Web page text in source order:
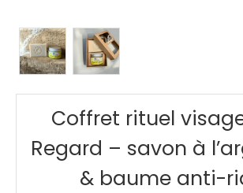
Coffret rituel
Regard – savon à
& baume anti-